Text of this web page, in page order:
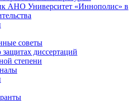
АНО Университет «Иннополис» в
советы
диссертаций
степени